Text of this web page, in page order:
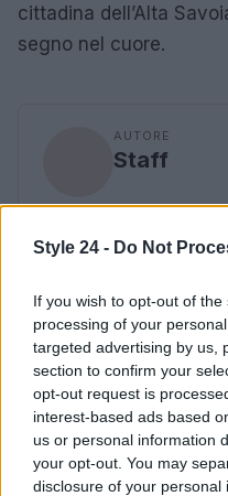
Style 24 - Do Not
If you wish to opt-out of
processing of your
targeted advertising by us,
section to confirm your
opt-out request is
interest-based ads based
us or personal information
your opt-out. You may
disclosure of your
cittadina dell’Alta
segno nel cuore.
AUTORE
Staff